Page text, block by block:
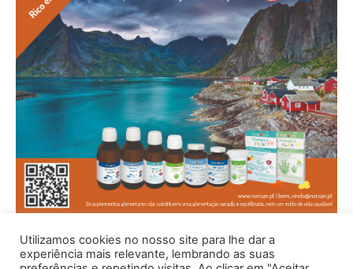
Utilizamos cookies no nosso site para lhe dar a
experiência mais relevante, lembrando as suas